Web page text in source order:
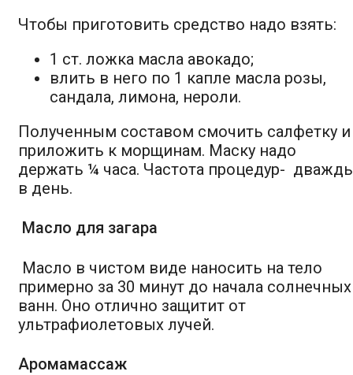
Чтобы приготовить средство надо взять:
1 ст. ложка масла авокадо;
влить в него по 1 капле масла розы,
сандала, лимона, нероли.
Полученным составом смочить салфетку и
приложить к морщинам. Маску надо
держать ¼ часа. Частота процедур-
в день.
Масло для загара
Масло в чистом виде наносить на тело
примерно за 30 минут до начала солнечных
ванн. Оно отлично защитит от
ультрафиолетовых лучей.
Аромамассаж